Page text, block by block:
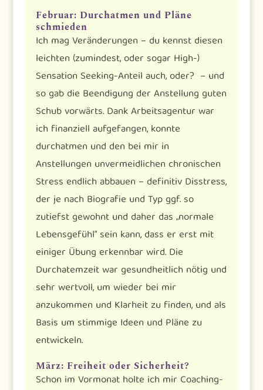
Februar: Durchatmen und Pläne
schmieden
Ich mag Veränderungen – du kennst diesen
leichten (zumindest, oder sogar High-)
Sensation Seeking-Anteil auch, oder? – und
so gab die Beendigung der Anstellung guten
Schub vorwärts. Dank Arbeitsagentur war
ich finanziell aufgefangen, konnte
durchatmen und den bei mir in
Anstellungen unvermeidlichen chronischen
Stress endlich abbauen – definitiv Disstress,
der je nach Biografie und Typ ggf. so
zutiefst gewohnt und daher das „normale
Lebensgefühl“ sein kann, dass er erst mit
einiger Übung erkennbar wird. Die
Durchatemzeit war gesundheitlich nötig und
sehr wertvoll, um wieder bei mir
anzukommen und Klarheit zu finden, und als
Basis um stimmige Ideen und Pläne zu
entwickeln.
März: Freiheit oder Sicherheit?
Schon im Vormonat holte ich mir Coaching-